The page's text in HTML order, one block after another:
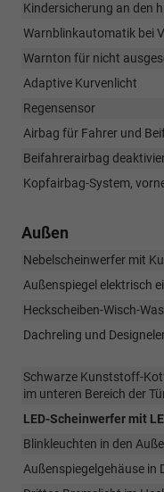
Kindersicherung an den
Warnblinkautomatik bei
Warnton für nicht
Adaptive Kurvenlicht
Regensensor
Airbag für Fahrer und
Beifahrerairbag
Kopfairbag-System,
Außen
Nebelscheinwerfer mit
Außenspiegel elektrisch
Heckscheiben-Wisch-
Dachreling und
Schwarze Kunststoff-
im unteren Bereich der
LED-Scheinwerfer mit
Blinkleuchten in den
Außenspiegelgehäuse in